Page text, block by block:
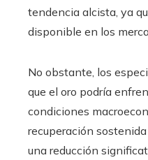
tendencia alcista, ya
disponible en los
No obstante, los
que el oro podría
condiciones
recuperación
una reducción